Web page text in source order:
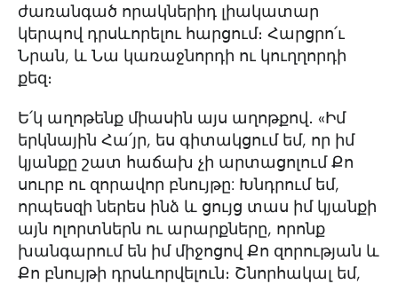
ժառանգած որակներիդ լիակատար
կերպով դրսևորելու հարցում։ Հարցրո՛ւ
Նրան, և Նա կառաջնորդի ու կուղղորդի
քեզ։
Ե՛կ աղոթենք միասին այս աղոթքով․ «Իմ
երկնային Հա՛յր, ես գիտակցում եմ, որ իմ
կյանքը շատ հաճախ չի արտացոլում Քո
սուրբ ու զորավոր բնույթը: Խնդրում եմ,
որպեսզի ներես ինձ և ցույց տաս իմ կյանքի
այն ոլորտներն ու արարքները, որոնք
խանգարում են իմ միջոցով Քո զորության և
Քո բնույթի դրսևորվելուն։ Շնորհակալ եմ,